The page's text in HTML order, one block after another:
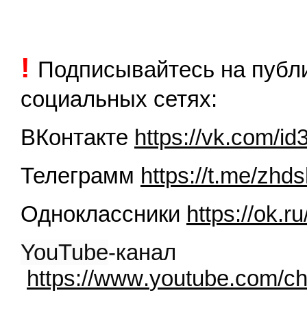
! Подписывайтесь на
социальных сетях:
ВКонтакте https://vk.com/
Телеграмм https://t.me/
Одноклассники https://
YouTube-канал
https://www.youtube.com/